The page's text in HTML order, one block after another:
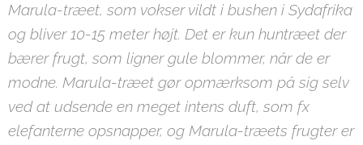
Marula-træet, som vokser vildt i bushen i Sydafrika
og bliver 10-15 meter højt. Det er kun huntræet der
bærer frugt, som ligner gule blommer, når de er
modne. Marula-træet gør opmærksom på sig selv
ved at udsende en meget intens duft, som fx
elefanterne opsnapper, og Marula-træets frugter er